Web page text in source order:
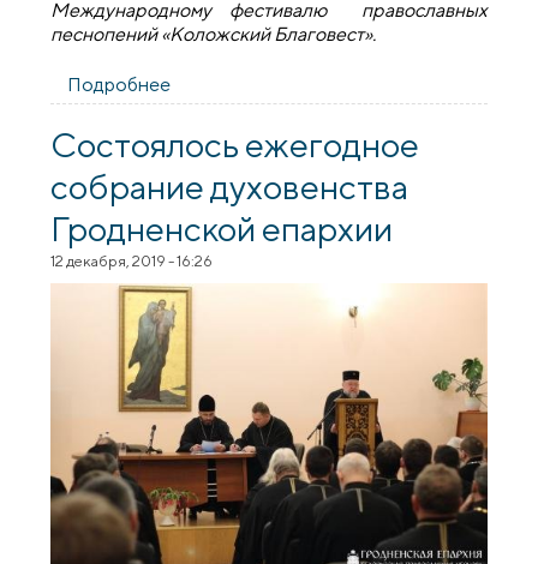
Международному фестивалю православных
песнопений «Коложский Благовест».
Подробнее
Благовест» состоялось открытие
Состоялось ежегодное
собрание духовенства
Гродненской епархии
12 декабря, 2019 - 16:26